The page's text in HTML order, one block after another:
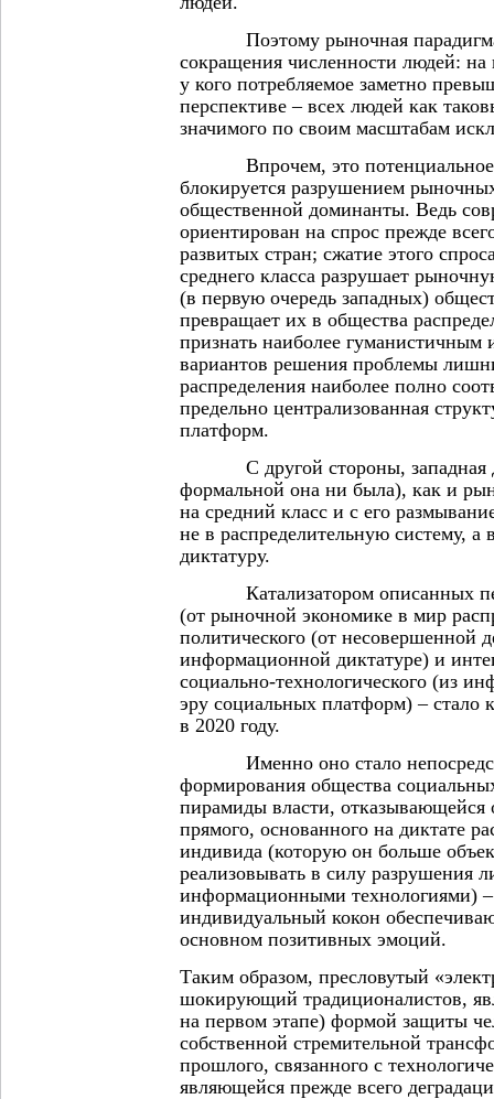
Поэтому рыночная парадигма
сокращения численности людей:
у кого потребляемое заметно
перспективе – всех людей как
значимого по своим масштабам
Впрочем, это потенциальное
блокируется разрушением
общественной доминанты. Ведь
ориентирован на спрос прежде
развитых стран; сжатие этого
среднего класса разрушает
(в первую очередь западных)
превращает их в общества
признать наиболее гуманистичным
вариантов решения проблемы
распределения наиболее полно
предельно централизованная
платформ.
С другой стороны, западная
формальной она ни была), как и
на средний класс и с его
не в распределительную систему,
диктатуру.
Катализатором описанных
(от рыночной экономике в мир
политического (от несовершенной
информационной диктатуре) и
социально-технологического (из
эру социальных платформ) – стало
в 2020 году.
Именно оно стало
формирования общества
пирамиды власти, отказывающейся
прямого, основанного на диктате
индивида (которую он больше
реализовывать в силу разрушения
информационными технологиями)
индивидуальный кокон
основном позитивных эмоций.
Таким образом, пресловутый
шокирующий традиционалистов,
на первом этапе) формой защиты
собственной стремительной
прошлого, связанного с
являющейся прежде всего